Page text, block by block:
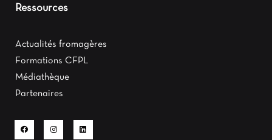
Ressources
Actualités fromagères
Formations CFPL
Médiathèque
Partenaires